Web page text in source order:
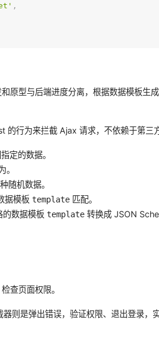
,
原型与后端进度分离，根据数据模板生
行为来拦截 Ajax 请求，不依赖于第三
定的数据。
随机数据。
据模板 template匹配。
数据模板 template转换成 JSON
查页面权限。
则是弹出错误，验证权限、退出登录，